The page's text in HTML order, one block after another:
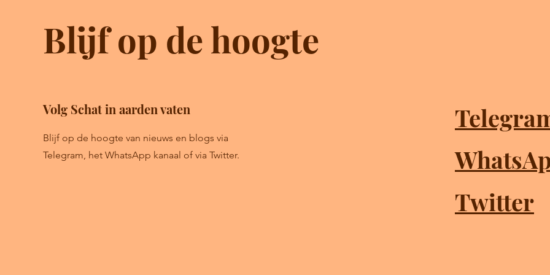
Blijf op de hoogte
Volg Schat in aarden vaten
Blijf op de hoogte van nieuws en blogs via
Telegram, het WhatsApp kanaal of via Twitter.
Twitter